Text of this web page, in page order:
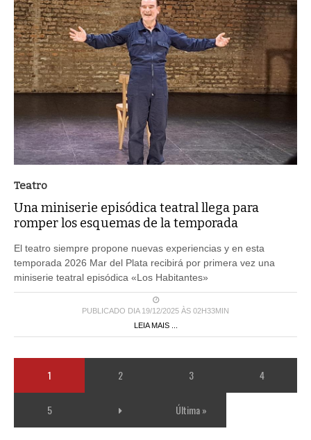
Teatro
Una miniserie episódica teatral llega para
romper los esquemas de la temporada
El teatro siempre propone nuevas experiencias y en esta
temporada 2026 Mar del Plata recibirá por primera vez una
miniserie teatral episódica «Los Habitantes»
PUBLICADO DIA 19/12/2025 ÀS 02H33MIN
LEIA MAIS ...
1 2 3 4
5 Última »